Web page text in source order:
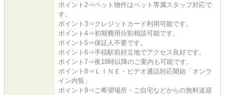
ポイント2⇒ペット物件はペット専属スタッフ対応で
す。
ポイント3⇒クレジットカード利用可能です。
ポイント4⇒初期費用分割相談可能です。
ポイント5⇒保証人不要です。
ポイント6⇒手稲駅前好立地でアクセス良好です。
ポイント7⇒夜18時以降のご案内も可能です。
ポイント8⇒ＬＩＮＥ・ビデオ通話対応開始「オンラ
イン内覧」
ポイント9⇒ご希望場所・ご自宅などからの無料送迎